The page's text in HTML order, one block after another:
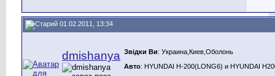
01.02.2011, 13:34
dmishanya Звідки Ви: Украина,Киев,Оболонь
Авто: HYUNDAI H-200(LONG6) и HYUNDAI